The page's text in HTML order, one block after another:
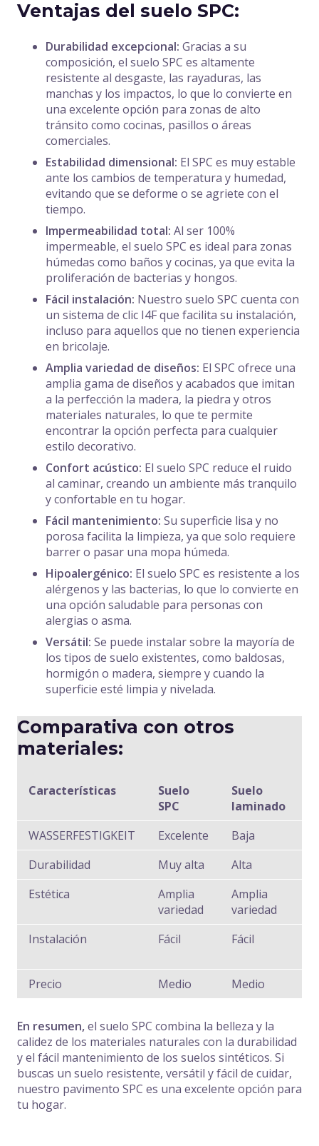
Ventajas del suelo SPC:
Durabilidad excepcional: Gracias a su
composición, el suelo SPC es altamente
resistente al desgaste, las rayaduras, las
manchas y los impactos, lo que lo convierte en
una excelente opción para zonas de alto
tránsito como cocinas, pasillos o áreas
comerciales.
Estabilidad dimensional: El SPC es muy estable
ante los cambios de temperatura y humedad,
evitando que se deforme o se agriete con el
tiempo.
Impermeabilidad total: Al ser 100%
impermeable, el suelo SPC es ideal para zonas
húmedas como baños y cocinas, ya que evita la
proliferación de bacterias y hongos.
Fácil instalación: Nuestro suelo SPC cuenta con
un sistema de clic I4F que facilita su instalación,
incluso para aquellos que no tienen experiencia
en bricolaje.
Amplia variedad de diseños: El SPC ofrece una
amplia gama de diseños y acabados que imitan
a la perfección la madera, la piedra y otros
materiales naturales, lo que te permite
encontrar la opción perfecta para cualquier
estilo decorativo.
Confort acústico: El suelo SPC reduce el ruido
al caminar, creando un ambiente más tranquilo
y confortable en tu hogar.
Fácil mantenimiento: Su superficie lisa y no
porosa facilita la limpieza, ya que solo requiere
barrer o pasar una mopa húmeda.
Hipoalergénico: El suelo SPC es resistente a los
alérgenos y las bacterias, lo que lo convierte en
una opción saludable para personas con
alergias o asma.
Versátil: Se puede instalar sobre la mayoría de
los tipos de suelo existentes, como baldosas,
hormigón o madera, siempre y cuando la
superficie esté limpia y nivelada.
Comparativa con otros
materiales:
Características
Suelo
SPC
Suelo
laminado
WASSERFESTIGKEIT
Excelente Baja
Durabilidad
Muy alta Alta
Estética
Amplia
variedad
Amplia
variedad
Instalación Fácil Fácil
Precio
Medio Medio
En resumen,el suelo SPC combina la belleza y la
calidez de los materiales naturales con la durabilidad
y el fácil mantenimiento de los suelos sintéticos. Si
buscas un suelo resistente, versátil y fácil de cuidar,
nuestro pavimento SPC es una excelente opción para
tu hogar.